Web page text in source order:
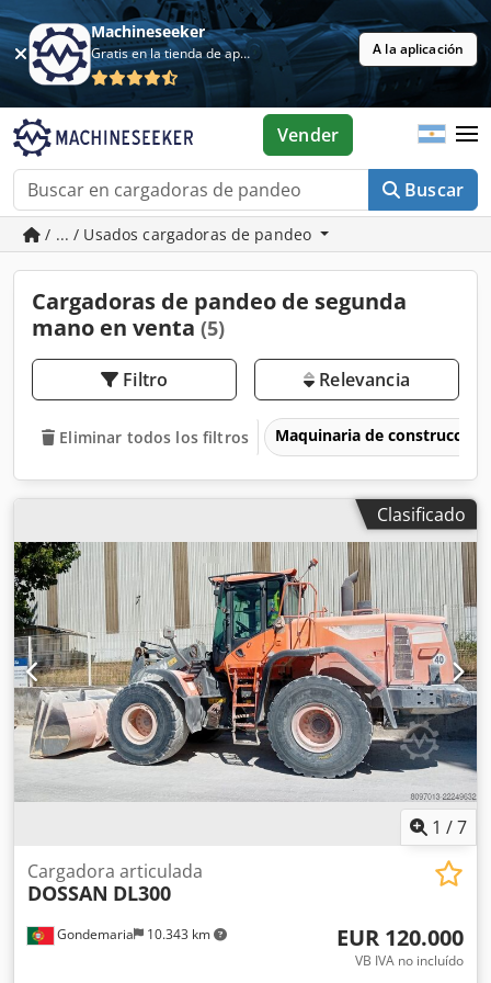
Machineseeker
Gratis en la tienda de aplicaciones A la aplicación
Buscar
Vender
/ ... / Usados cargadoras de pandeo
Cargadoras de pandeo de segunda
mano en venta (5)
Filtro Relevancia
Eliminar todos los filtros Maquinaria de construcción
Clasificado
1 /7
Gondemaria 10.343 km
Cargadora articulada
DOSSAN DL300
EUR 120.000
VB IVA no incluído